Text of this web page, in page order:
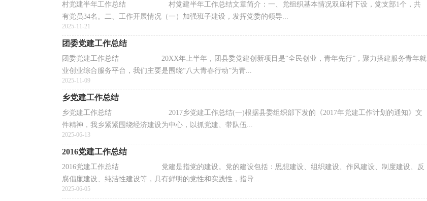
村党建半年工作总结 村党建半年工作总结文章简介：一、党组织基本情况双庙村下设，党支部1个，共
有党员34名。二、工作开展情况（一）加强班子建设，发挥党委的领导...
2025-11-21
团委党建工作总结
团委党建工作总结 20XX年上半年，团县委党建创新项目是“全民创业，青年先行”，聚力搭建服务青年就
业创业综合服务平台，我们主要是围绕“八大青春行动”为青...
2025-11-09
乡党建工作总结
乡党建工作总结 2017乡党建工作总结(一)根据县委组织部下发的《2017年党建工作计划的通知》文
件精神，我乡紧紧围绕经济建设为中心，以抓党建、带队伍...
2025-06-13
2016党建工作总结
2016党建工作总结 党建是指党的建设。党的建设包括：思想建设、组织建设、作风建设、制度建设、反
腐倡廉建设、纯洁性建设等，具有鲜明的党性和实践性，指导...
2025-06-05